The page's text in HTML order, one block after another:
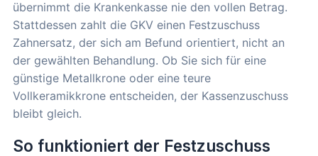
übernimmt die Krankenkasse nie den vollen Betrag.
Stattdessen zahlt die GKV einen Festzuschuss
Zahnersatz, der sich am Befund orientiert, nicht an
der gewählten Behandlung. Ob Sie sich für eine
günstige Metallkrone oder eine teure
Vollkeramikkrone entscheiden, der Kassenzuschuss
bleibt gleich.
So funktioniert der Festzuschuss